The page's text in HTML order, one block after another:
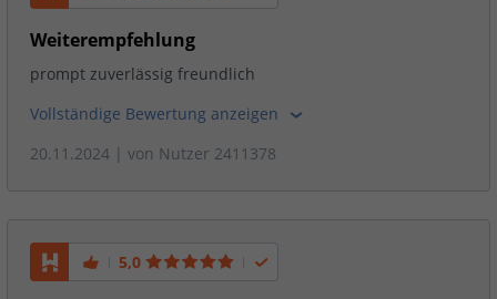
Weiterempfehlung
prompt zuverlässig freundlich
Vollständige Bewertung anzeigen
20.11.2024 | von Nutzer 2411378
5,0